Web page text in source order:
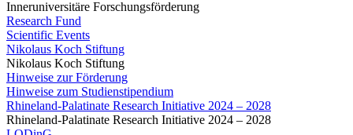
Inneruniversitäre Forschungsförderung
Research Fund
Scientific Events
Nikolaus Koch Stiftung
Nikolaus Koch Stiftung
Hinweise zur Förderung
Hinweise zum Studienstipendium
Rhineland-Palatinate Research Initiative 2024 – 2028
Rhineland-Palatinate Research Initiative 2024 – 2028